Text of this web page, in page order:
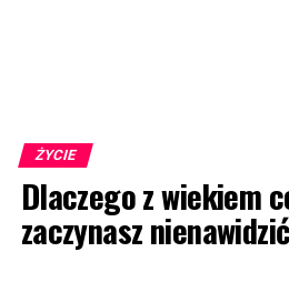
ŻYCIE
Dlaczego z wiekiem
zaczynasz